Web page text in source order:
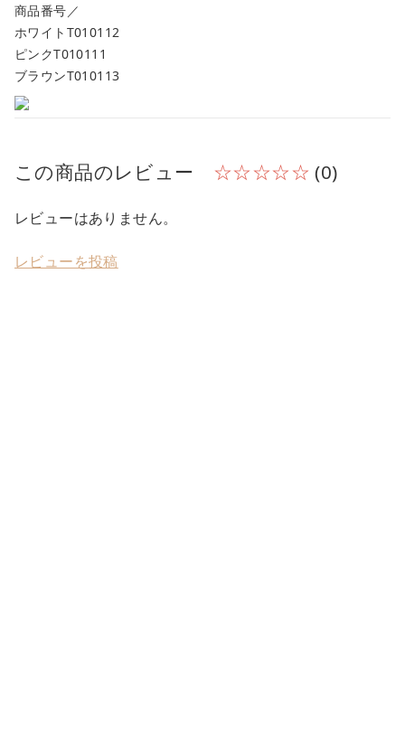
商品番号／
ホワイトT010112
ピンクT010111
ブラウンT010113
この商品のレビュー ☆☆☆☆☆(0)
レビューはありません。
レビューを投稿